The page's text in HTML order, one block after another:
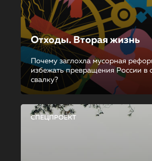
Отходы. Вторая жизнь
Почему заглохла мусорная
избежать превращения России в
свалку?
СПЕЦПРОЕКТ